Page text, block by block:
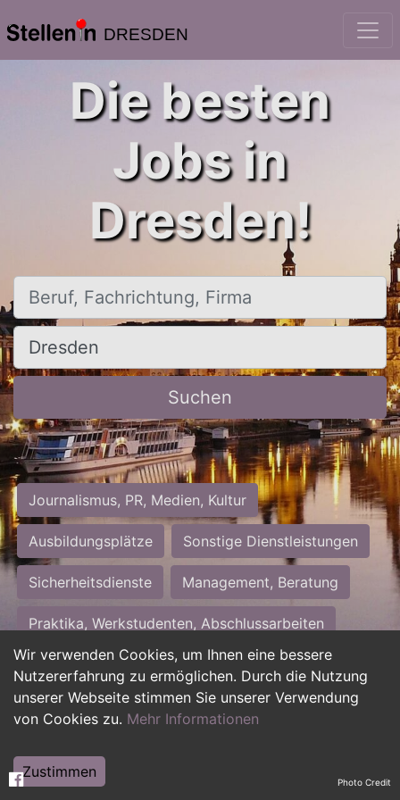
DRESDEN
Wir verwenden Cookies, um Ihnen eine bessere
Nutzererfahrung zu ermöglichen. Durch die Nutzung
unserer Webseite stimmen Sie unserer Verwendung
von Cookies zu. Mehr Informationen
Zustimmen
Die besten
Jobs in
Dresden!
Beruf, Fachrichtung, Firma
Ort, Stadt
Suchen
Journalismus, PR, Medien, Kultur
Ausbildungsplätze Sonstige Dienstleistungen
Sicherheitsdienste Management, Beratung
Praktika, Werkstudenten, Abschlussarbeiten
Personalwesen Assistenz, Sekretariat
Hilfskräfte, Aushilfs- und Nebenjobs
Weiterbildung, Studium, duale Ausbildung Photo Credit